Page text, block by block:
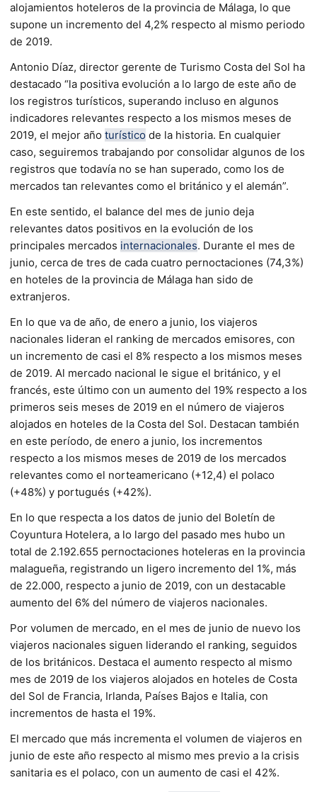
alojamientos hoteleros de la provincia de Málaga, lo que
supone un incremento del 4,2% respecto al mismo periodo
de 2019.
Antonio Díaz, director gerente de Turismo Costa del Sol ha
destacado “la positiva evolución a lo largo de este año de
los registros turísticos, superando incluso en algunos
indicadores relevantes respecto a los mismos meses de
2019, el mejor año turístico de la historia. En cualquier
caso, seguiremos trabajando por consolidar algunos de los
registros que todavía no se han superado, como los de
mercados tan relevantes como el británico y el alemán”.
En este sentido, el balance del mes de junio deja
relevantes datos positivos en la evolución de los
principales mercados internacionales. Durante el mes de
junio, cerca de tres de cada cuatro pernoctaciones (74,3%)
en hoteles de la provincia de Málaga han sido de
extranjeros.
En lo que va de año, de enero a junio, los viajeros
nacionales lideran el ranking de mercados emisores, con
un incremento de casi el 8% respecto a los mismos meses
de 2019. Al mercado nacional le sigue el británico, y el
francés, este último con un aumento del 19% respecto a los
primeros seis meses de 2019 en el número de viajeros
alojados en hoteles de la Costa del Sol. Destacan también
en este período, de enero a junio, los incrementos
respecto a los mismos meses de 2019 de los mercados
relevantes como el norteamericano (+12,4) el polaco
(+48%) y portugués (+42%).
En lo que respecta a los datos de junio del Boletín de
Coyuntura Hotelera, a lo largo del pasado mes hubo un
total de 2.192.655 pernoctaciones hoteleras en la provincia
malagueña, registrando un ligero incremento del 1%, más
de 22.000, respecto a junio de 2019, con un destacable
aumento del 6% del número de viajeros nacionales.
Por volumen de mercado, en el mes de junio de nuevo los
viajeros nacionales siguen liderando el ranking, seguidos
de los británicos. Destaca el aumento respecto al mismo
mes de 2019 de los viajeros alojados en hoteles de Costa
del Sol de Francia, Irlanda, Países Bajos e Italia, con
incrementos de hasta el 19%.
El mercado que más incrementa el volumen de viajeros en
junio de este año respecto al mismo mes previo a la crisis
sanitaria es el polaco, con un aumento de casi el 42%.